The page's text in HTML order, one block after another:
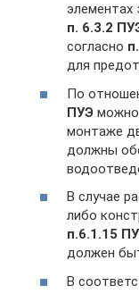
элементах
п. 6.3.2
согласно
для
По
ПУЭ
монтаже
должны
В случае
либо
п.6.1.15
должен
В